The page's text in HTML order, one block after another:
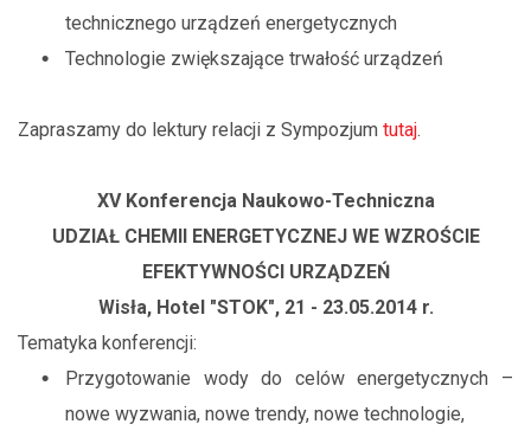
technicznego urządzeń energetycznych
Technologie zwiększające trwałość urządzeń
Zapraszamy do lektury relacji z Sympozjum tutaj.
XV Konferencja Naukowo-Techniczna
UDZIAŁ CHEMII ENERGETYCZNEJ WE WZROŚCIE
EFEKTYWNOŚCI URZĄDZEŃ
Wisła, Hotel "STOK", 21 - 23.05.2014 r.
Tematyka konferencji:
Przygotowanie wody do celów energetycznych –
nowe wyzwania, nowe trendy, nowe technologie,